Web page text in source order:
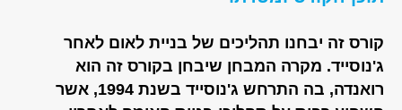
קורס זה יבחנו תהליכים של בניית לאום לאחר
ג'נוסייד. מקרה המבחן שיבחן בקורס זה הוא
רואנדה, בה התרחש ג'נוסייד בשנת 1994, אשר